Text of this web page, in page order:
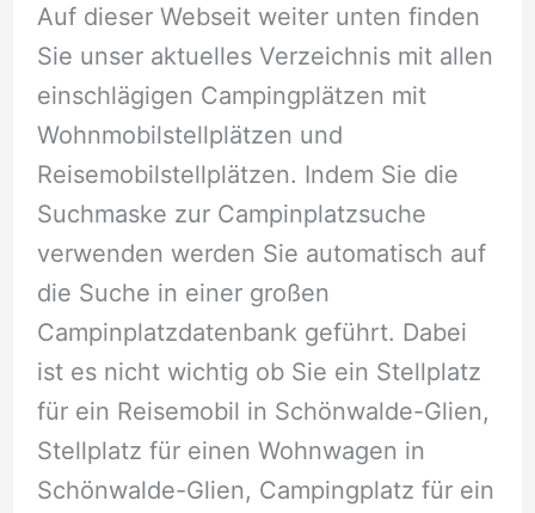
Auf dieser Webseit weiter unten finden
Sie unser aktuelles Verzeichnis mit allen
einschlägigen Campingplätzen mit
Wohnmobilstellplätzen und
Reisemobilstellplätzen. Indem Sie die
Suchmaske zur Campinplatzsuche
verwenden werden Sie automatisch auf
die Suche in einer großen
Campinplatzdatenbank geführt. Dabei
ist es nicht wichtig ob Sie ein Stellplatz
für ein Reisemobil in Schönwalde-Glien,
Stellplatz für einen Wohnwagen in
Schönwalde-Glien, Campingplatz für ein